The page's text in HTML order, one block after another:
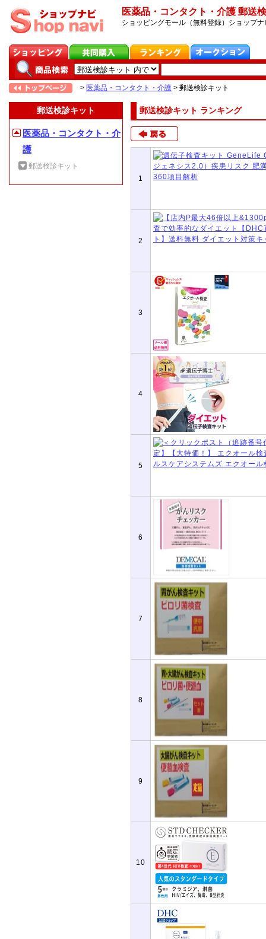
医薬品・コンタクト・介護 郵送
ショッピングモール（無料登録）ショップ
> 医薬品・コンタクト・介護 > 郵送検診キット
郵送検診キット
医薬品・コンタクト・介
護
郵送検診キット
郵送検診キット ランキング
1
2
3
4
5
6
7
8
9
10